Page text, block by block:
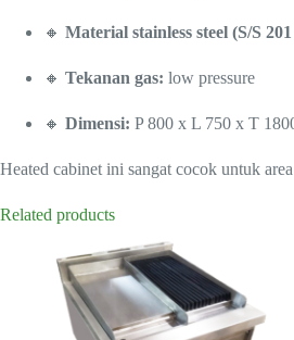
🔸 Material stainless steel (S/S
🔸 Tekanan gas: low pressure
🔸 Dimensi: P 800 x L 750 x T
Heated cabinet ini sangat cocok untuk
Related products